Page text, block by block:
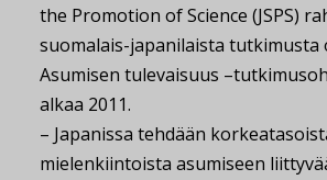
the Promotion of Science (JSPS)
suomalais-japanilaista tutkimusta
Asumisen tulevaisuus
alkaa 2011.
– Japanissa tehdään
mielenkiintoista asumiseen